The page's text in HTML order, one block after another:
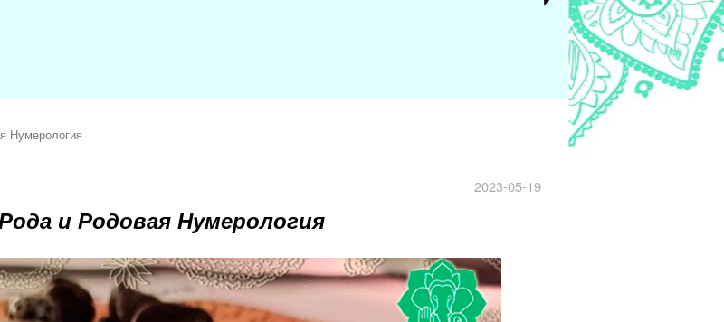
Нумерология
2023-05-19
и Родовая Нумерология